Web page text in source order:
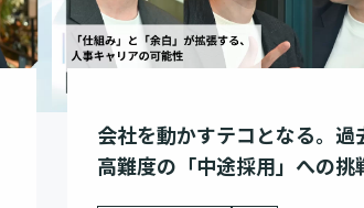
会社を動かすテコとなる。過
高難度の「中途採用」への挑